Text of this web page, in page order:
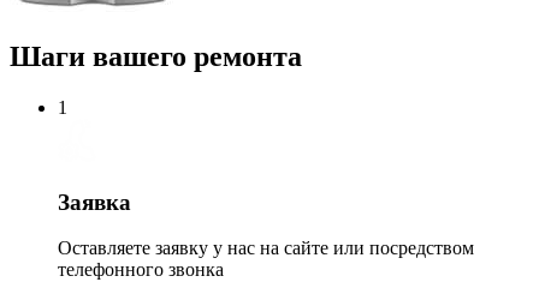
Шаги вашего ремонта
1
Заявка
Оставляете заявку у нас на сайте или посредством
телефонного звонка